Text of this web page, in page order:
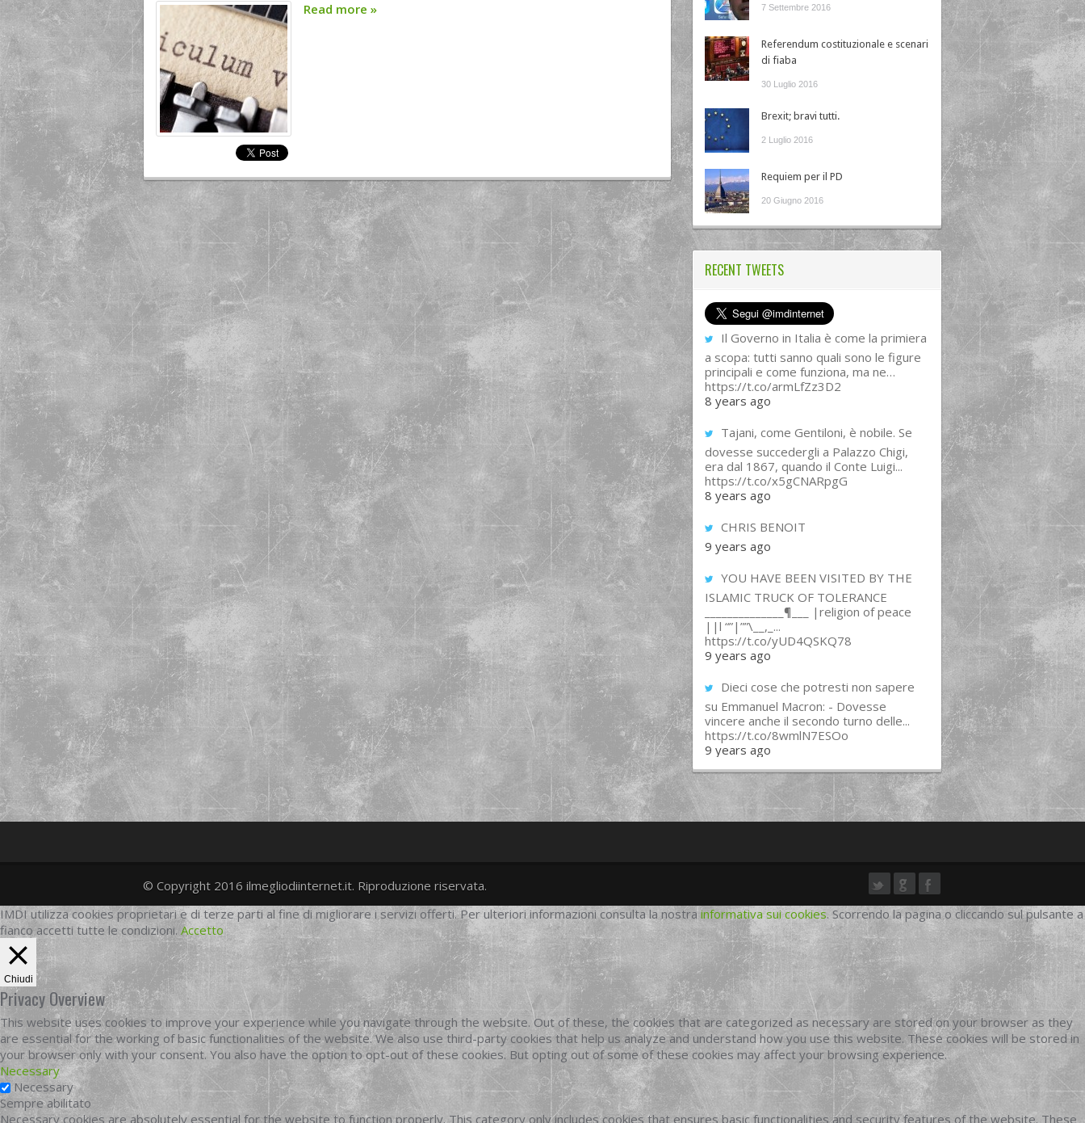
Read more » 7 Settembre 2016
Referendum costituzionale e scenari
di fiaba
30 Luglio 2016
Brexit; bravi tutti.
2 Luglio 2016
Requiem per il PD
20 Giugno 2016
RECENT TWEETS
Il Governo in Italia è come la primiera
a scopa: tutti sanno quali sono le figure
principali e come funziona, ma ne…
https://t.co/armLfZz3D2
8 years ago
Tajani, come Gentiloni, è nobile. Se
dovesse succedergli a Palazzo Chigi,
era dal 1867, quando il Conte Luigi...
https://t.co/x5gCNARpgG
8 years ago
CHRIS BENOIT
9 years ago
YOU HAVE BEEN VISITED BY THE
ISLAMIC TRUCK OF TOLERANCE
______________¶___ |religion of peace
||l “”|””\__,_...
https://t.co/yUD4QSKQ78
9 years ago
Dieci cose che potresti non sapere
su Emmanuel Macron: - Dovesse
vincere anche il secondo turno delle...
https://t.co/8wmlN7ESOo
9 years ago
twittergoogleplus
facebook
© Copyright 2016 ilmegliodiinternet.it. Riproduzione riservata.
IMDI utilizza cookies proprietari e di terze parti al fine di migliorare i servizi offerti. Per ulteriori informazioni consulta la nostra informativa sui cookies. Scorrendo la pagina o cliccando sul pulsante a
fianco accetti tutte le condizioni. Accetto
Chiudi
Privacy Overview
This website uses cookies to improve your experience while you navigate through the website. Out of these, the cookies that are categorized as necessary are stored on your browser as they
are essential for the working of basic functionalities of the website. We also use third-party cookies that help us analyze and understand how you use this website. These cookies will be stored in
your browser only with your consent. You also have the option to opt-out of these cookies. But opting out of some of these cookies may affect your browsing experience.
Necessary
Necessary
Sempre abilitato
Necessary cookies are absolutely essential for the website to function properly. This category only includes cookies that ensures basic functionalities and security features of the website. These